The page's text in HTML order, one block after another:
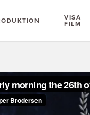
VISA
FILM